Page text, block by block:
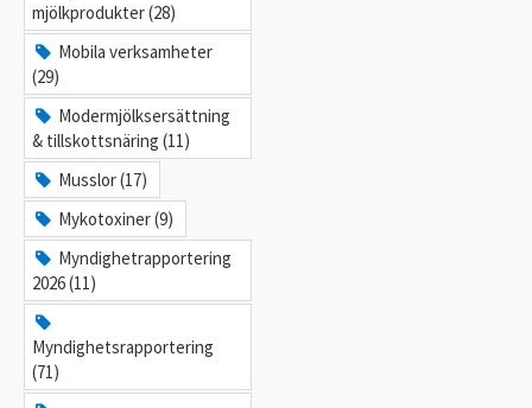
mjölkprodukter (28)
Mobila verksamheter
(29)
Modermjölksersättning
& tillskottsnäring (11)
Musslor (17)
Mykotoxiner (9)
Myndighetrapportering
2026 (11)
Myndighetsrapportering
(71)